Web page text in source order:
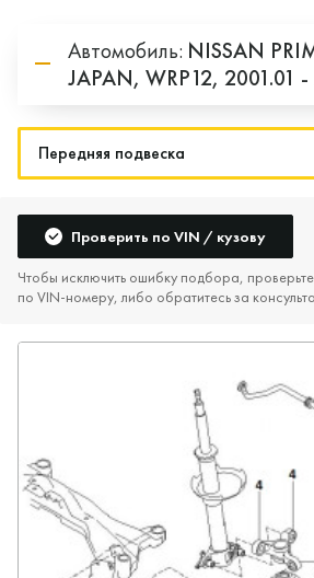
Автомобиль: NISSAN
JAPAN, WRP12, 2001.01
Проверить по VIN / кузову
Чтобы исключить ошибку подбора,
по VIN‑номеру, либо обратитесь за